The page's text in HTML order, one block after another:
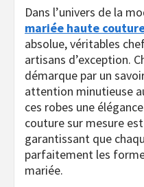
Dans l’univers de la
mariée haute
absolue, véritables
artisans d’exception.
démarque par un
attention minutieuse
ces robes une
couture sur mesure
garantissant que
parfaitement les
mariée.